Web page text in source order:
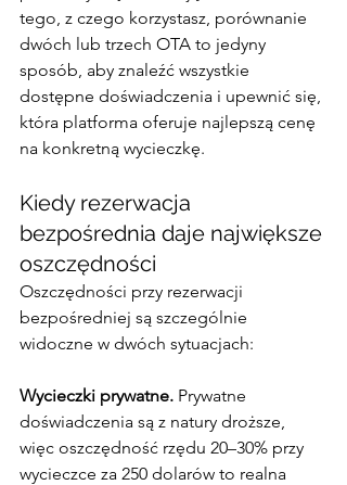
tego, z czego korzystasz, porównanie
dwóch lub trzech OTA to jedyny
sposób, aby znaleźć wszystkie
dostępne doświadczenia i upewnić się,
która platforma oferuje najlepszą cenę
na konkretną wycieczkę.
Kiedy rezerwacja
bezpośrednia daje największe
oszczędności
Oszczędności przy rezerwacji
bezpośredniej są szczególnie
widoczne w dwóch sytuacjach:
Wycieczki prywatne. Prywatne
doświadczenia są z natury droższe,
więc oszczędność rzędu 20–30% przy
wycieczce za 250 dolarów to realna